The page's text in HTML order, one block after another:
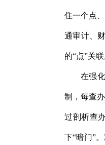
住一个点
通审计、
的“点”关
在强
制，每查
过剖析查
下“暗门”